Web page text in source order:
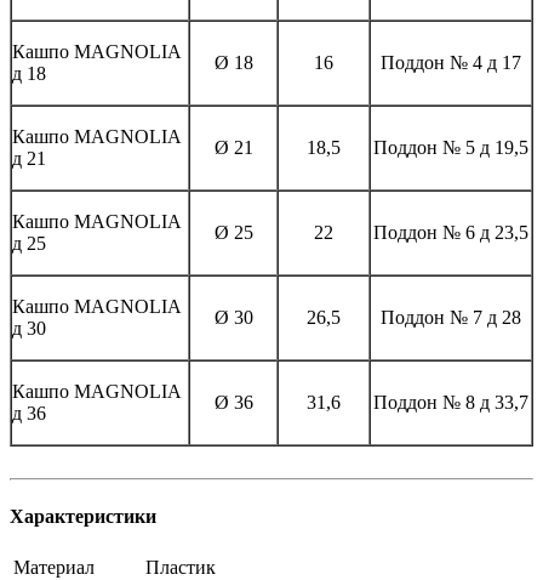
Кашпо MAGNOLIА
д 18
Ø 18 16 Поддон № 4 д 17
Кашпо MAGNOLIА
д 21
Ø 21 18,5 Поддон № 5 д 19,5
Кашпо MAGNOLIА
д 25
Ø 25 22 Поддон № 6 д 23,5
Кашпо MAGNOLIА
д 30
Ø 30 26,5 Поддон № 7 д 28
Кашпо MAGNOLIА
д 36
Ø 36 31,6 Поддон № 8 д 33,7
Характеристики
Материал
Пластик